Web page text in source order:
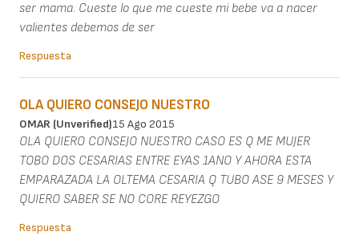
ser mama. Cueste lo que me cueste mi bebe va a nacer
valientes debemos de ser
Respuesta
OLA QUIERO CONSEJO NUESTRO
OMAR (unverified)15 Ago 2015
OLA QUIERO CONSEJO NUESTRO CASO ES Q ME MUJER
TOBO DOS CESARIAS ENTRE EYAS 1ANO Y AHORA ESTA
EMPARAZADA LA OLTEMA CESARIA Q TUBO ASE 9 MESES Y
QUIERO SABER SE NO CORE REYEZGO
Respuesta